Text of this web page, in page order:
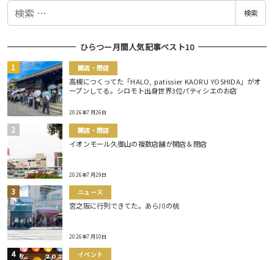
検
検索
ひらつー月間人気記事ベスト10
開店・閉店
高槻につくってた「HALO, patissier KAORU YOSHIDA」がオ
ープンしてる。シロモト出身世界3位パティシエのお店
2026年7月26日
開店・閉店
イオンモール久御山の複数店舗が開店＆閉店
2026年7月29日
ニュース
宮之阪に行列できてた。あら川の桃
2026年7月10日
イベント